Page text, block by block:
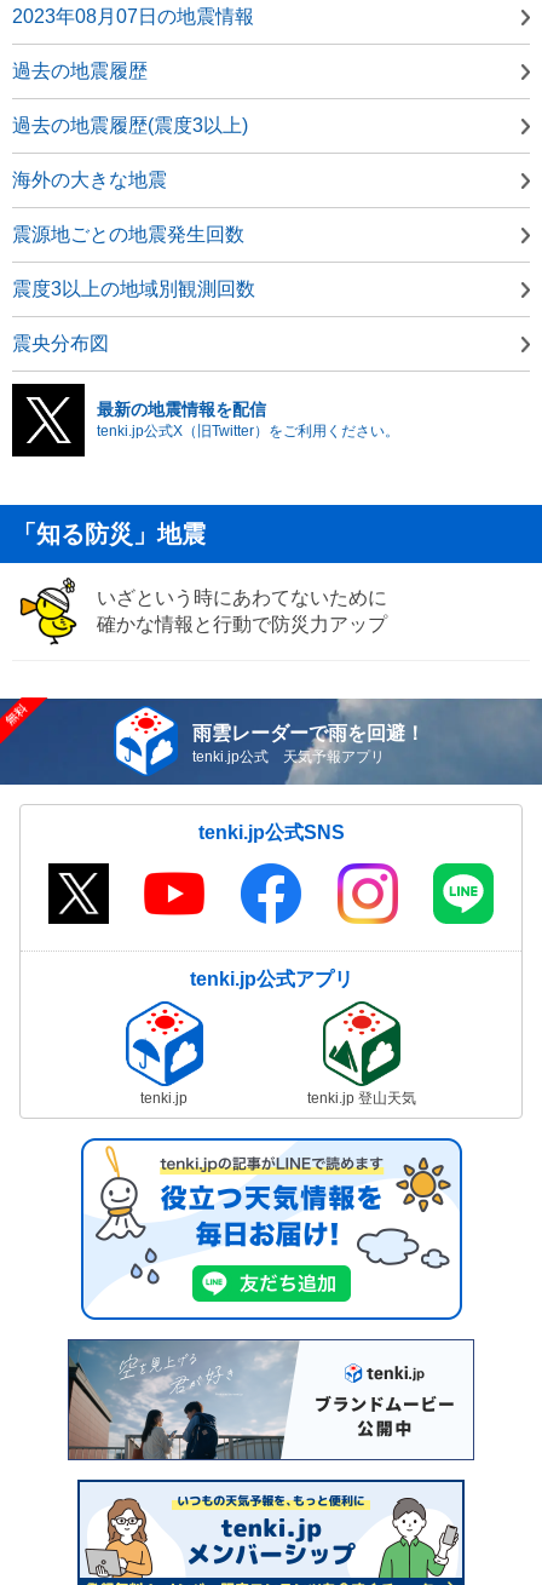
2023年08月07日の地震情報
過去の地震履歴
過去の地震履歴(震度3以上)
海外の大きな地震
震源地ごとの地震発生回数
震度3以上の地域別観測回数
震央分布図
最新の地震情報を配信
tenki.jp公式X（旧Twitter）をご利用ください。
「知る防災」地震
いざという時にあわてないために
確かな情報と行動で防災力アップ
雨雲レーダーで雨を回避！
tenki.jp公式 天気予報アプリ
tenki.jp公式SNS
tenki.jp公式アプリ
tenki.jp tenki.jp 登山天気